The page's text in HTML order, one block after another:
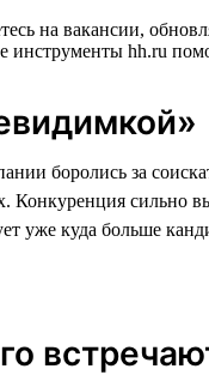
на вакансии,
инструменты hh.ru
боролись за
сильно
уже куда больше